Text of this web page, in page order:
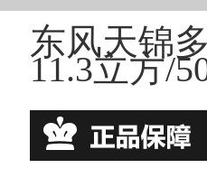
东风天锦
11.3立方/